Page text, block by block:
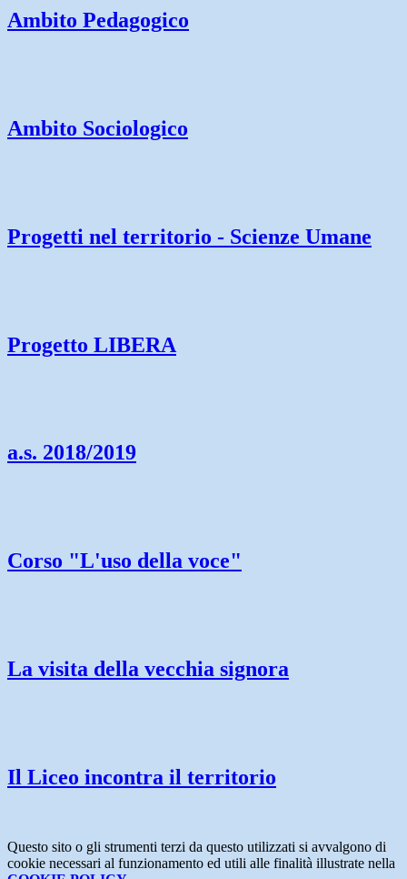
Ambito Pedagogico
Ambito Sociologico
Progetti nel territorio - Scienze Umane
Progetto LIBERA
a.s. 2018/2019
Corso "L'uso della voce"
La visita della vecchia signora
Il Liceo incontra il territorio
Questo sito o gli strumenti terzi da questo utilizzati si avvalgono di
cookie necessari al funzionamento ed utili alle finalità illustrate nella